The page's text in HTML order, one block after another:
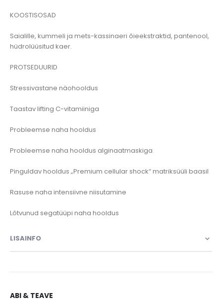
KOOSTISOSAD
Saialille, kummeli ja mets-kassinaeri õieekstraktid, pantenool,
hüdrolüüsitud kaer.
PROTSEDUURID
Stressivastane näohooldus
Taastav lifting C-vitamiiniga
Probleemse naha hooldus
Probleemse naha hooldus alginaatmaskiga
Pinguldav hooldus „Premium cellular shock“ matriksüüli baasil
Rasuse naha intensiivne niisutamine
Lõtvunud segatüüpi naha hooldus
LISAINFO
ABI & TEAVE